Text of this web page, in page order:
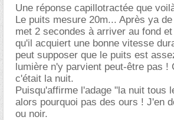
Une réponse capillotractée que
Le puits mesure 20m... Après ya
met 2 secondes à arriver au fond
qu'il acquiert une bonne vitesse
peut supposer que le puits est
lumière n'y parvient peut-être pas !
c'était la nuit.
Puisqu'affirme l'adage "la nuit tous
alors pourquoi pas des ours ! J'en
ou noir.